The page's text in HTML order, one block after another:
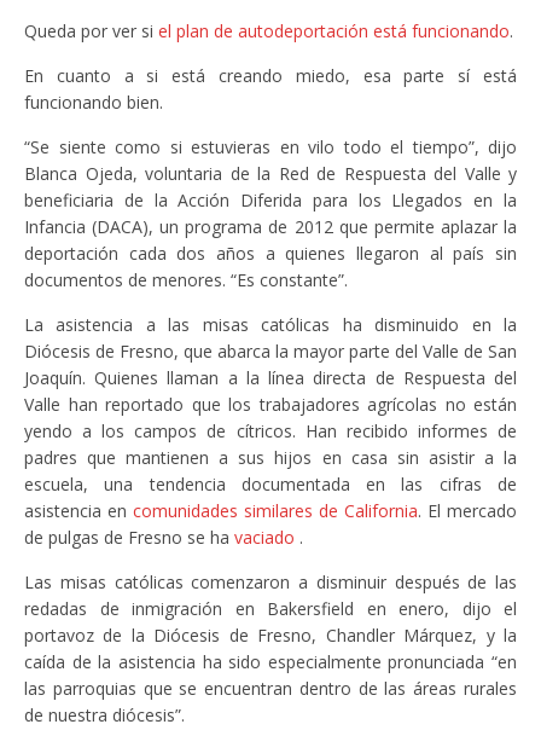
Queda por ver si el plan de autodeportación está funcionando.
En cuanto a si está creando miedo, esa parte sí está
funcionando bien.
“Se siente como si estuvieras en vilo todo el tiempo”, dijo
Blanca Ojeda, voluntaria de la Red de Respuesta del Valle y
beneficiaria de la Acción Diferida para los Llegados en la
Infancia (DACA), un programa de 2012 que permite aplazar la
deportación cada dos años a quienes llegaron al país sin
documentos de menores. “Es constante”.
La asistencia a las misas católicas ha disminuido en la
Diócesis de Fresno, que abarca la mayor parte del Valle de San
Joaquín. Quienes llaman a la línea directa de Respuesta del
Valle han reportado que los trabajadores agrícolas no están
yendo a los campos de cítricos. Han recibido informes de
padres que mantienen a sus hijos en casa sin asistir a la
escuela, una tendencia documentada en las cifras de
asistencia en comunidades similares de California. El mercado
de pulgas de Fresno se ha vaciado .
Las misas católicas comenzaron a disminuir después de las
redadas de inmigración en Bakersfield en enero, dijo el
portavoz de la Diócesis de Fresno, Chandler Márquez, y la
caída de la asistencia ha sido especialmente pronunciada “en
las parroquias que se encuentran dentro de las áreas rurales
de nuestra diócesis”.